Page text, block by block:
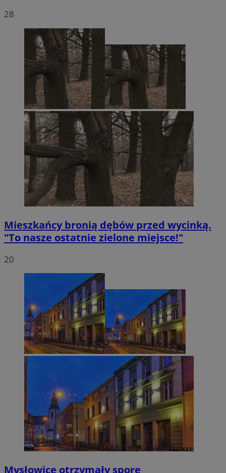
28
Mieszkańcy bronią dębów przed wycinką.
"To nasze ostatnie zielone miejsce!"
20
Mysłowice otrzymały spore